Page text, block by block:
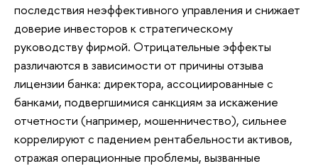
последствия неэффективного управления и снижает
доверие инвесторов к стратегическому
руководству фирмой. Отрицательные эффекты
различаются в зависимости от причины отзыва
лицензии банка: директора, ассоциированные с
банками, подвергшимися санкциям за искажение
отчетности (например, мошенничество), сильнее
коррелируют с падением рентабельности активов,
отражая операционные проблемы, вызванные